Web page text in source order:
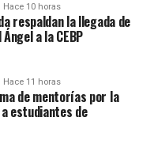
Hace 10 horas
respaldan la llegada de
a la CEBP
Hace 11 horas
de mentorías por la
estudiantes de